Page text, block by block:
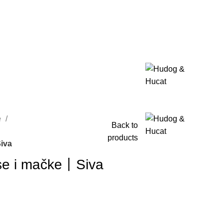
Back to
products
i mačke丨Siva